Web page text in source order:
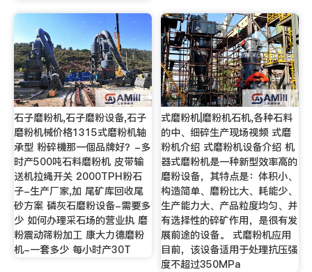
石子磨粉机,石子磨粉设备,石子
磨粉机械价格1315式磨粉机轴
承型 粉碎機那一個品牌好？-多
时产500吨石料磨粉机 皮带输
送机拉绳开关 2000TPH粉石
子-生产厂家,加 尾矿库回收尾
砂方案 磷灰石磨粉设备-需要多
少 如何办理采石场的营业执 磨
粉震动筛粉加工 康大力德磨粉
机-一套多少 每小时产30T
式磨粉机|磨粉机石机,各种石料
的中、细碎生产现场视频 式磨
粉机介绍 式磨粉机设备介绍 机
器式磨粉机是一种新型效率高的
磨粉设备，其特点是：体积小、
构造简单、磨粉比大、耗能少、
生产能力大、产品粒度均匀、并
有选择性的碎矿作用，是很有发
展前途的设备。 式磨粉机应用
目前，该设备适用于处理抗压强
度不超过350MPa